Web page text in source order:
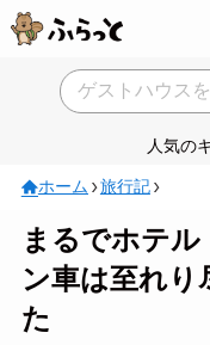
人気の
ホーム 旅行記
まるでホテル
ン車は至れり
た